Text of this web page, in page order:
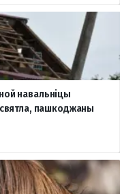
навальніцы
святла, пашкоджаны